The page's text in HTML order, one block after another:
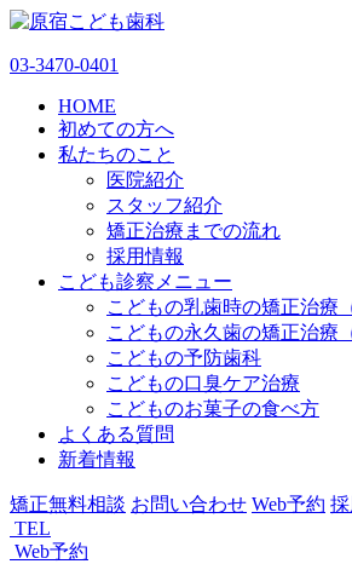
03-3470-0401
HOME
初めての方へ
私たちのこと
医院紹介
スタッフ紹介
矯正治療までの流れ
採用情報
こども診察メニュー
こどもの乳歯時の矯正治療
こどもの永久歯の矯正治療
こどもの予防歯科
こどもの口臭ケア治療
こどものお菓子の食べ方
よくある質問
新着情報
矯正無料相談 お問い合わせ Web予約
TEL
Web予約